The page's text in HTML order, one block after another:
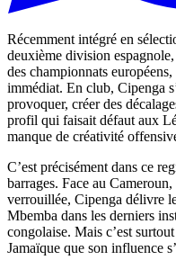
Récemment intégré en
deuxième division
des championnats
immédiat. En club, Cipenga
provoquer, créer des
profil qui faisait défaut aux
manque de créativité
C’est précisément dans ce
barrages. Face au
verrouillée, Cipenga délivre
Mbemba dans les derniers
congolaise. Mais c’est
Jamaïque que son influence